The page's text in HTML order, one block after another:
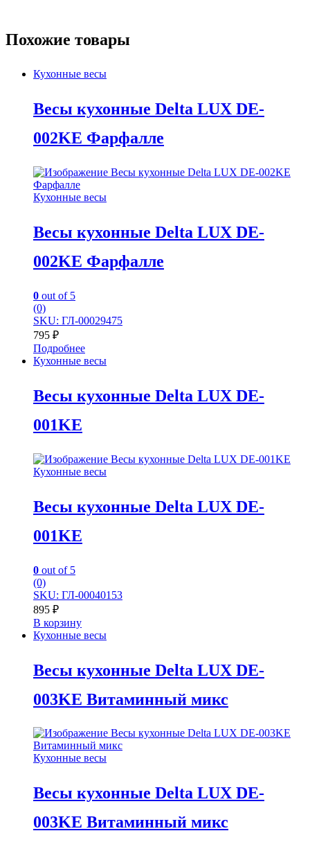
Похожие товары
Кухонные весы
Весы кухонные Delta LUX DE-
002KE Фарфалле
Кухонные весы
Весы кухонные Delta LUX DE-
002KE Фарфалле
0 out of 5
(0)
SKU: ГЛ-00029475
795 ₽
Подробнее
Кухонные весы
Весы кухонные Delta LUX DE-
001KE
Кухонные весы
Весы кухонные Delta LUX DE-
001KE
0 out of 5
(0)
SKU: ГЛ-00040153
895 ₽
В корзину
Кухонные весы
Весы кухонные Delta LUX DE-
003KE Витаминный микс
Кухонные весы
Весы кухонные Delta LUX DE-
003KE Витаминный микс